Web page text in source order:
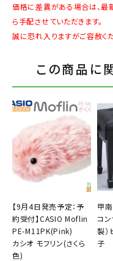
価格に差異がある場合は、最
ら手配させていただきます。
誠に恐れ入りますがご容赦くだ
この商品に
【9月4日発売予定：予
約受付】CASIO Moflin
PE-M11PK(Pink)
カシオ モフリン(さくら
色)
甲
コ
製
子